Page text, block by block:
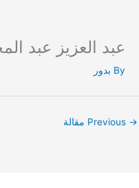
Skip
content
عبد العزيز عبد
By بدور
→